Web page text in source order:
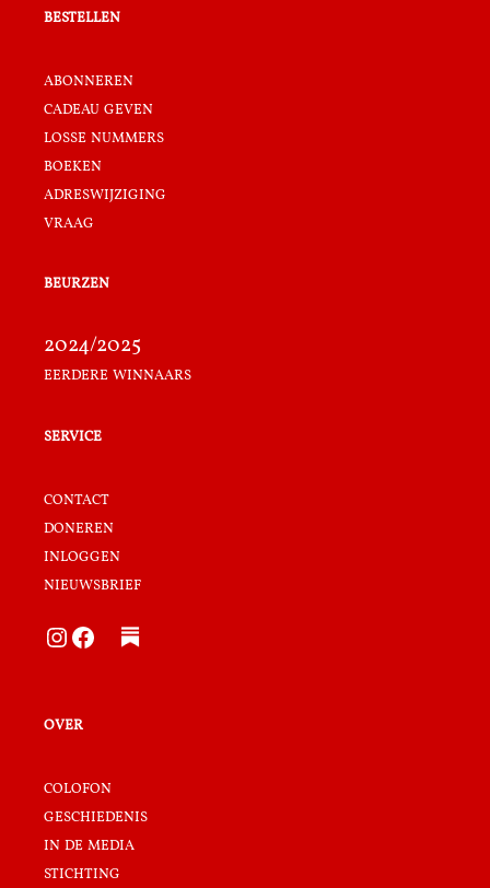
bestellen
abonneren
cadeau geven
losse nummers
boeken
adreswijziging
vraag
beurzen
2024/2025
eerdere winnaars
service
contact
doneren
inloggen
nieuwsbrief
Instagram Facebook
over
colofon
geschiedenis
in de media
stichting